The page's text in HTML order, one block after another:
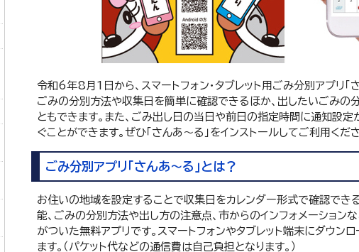
令和6年8月1日から、スマートフォン・タブレット用ごみ分別アプリ「
ごみの分別方法や収集日を簡単に確認できるほか、出したいごみの
ともできます。また、ごみ出し日の当日や前日の指定時間に通知設
ぐことができます。ぜひ「さんあ～る」をインストールしてご利用くだ
ごみ分別アプリ「さんあ～る」とは？
お住いの地域を設定することで収集日をカレンダー形式で確認でき
能、ごみの分別方法や出し方の注意点、市からのインフォメーショ
がついた無料アプリです。スマートフォンやタブレット端末にダウン
ます。（パケット代などの通信費は自己負担となります。）